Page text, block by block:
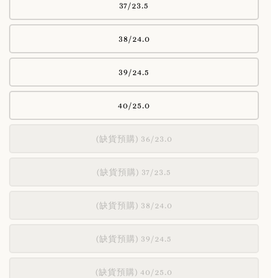
37/23.5
38/24.0
39/24.5
40/25.0
(缺貨預購) 36/23.0
(缺貨預購) 37/23.5
(缺貨預購) 38/24.0
(缺貨預購) 39/24.5
(缺貨預購) 40/25.0